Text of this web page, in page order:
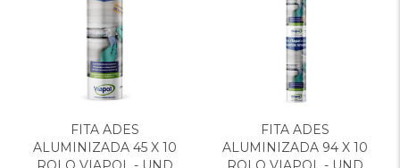
FITA ADES
ALUMINIZADA 45 X 10
FITA ADES
ALUMINIZADA 94 X 10